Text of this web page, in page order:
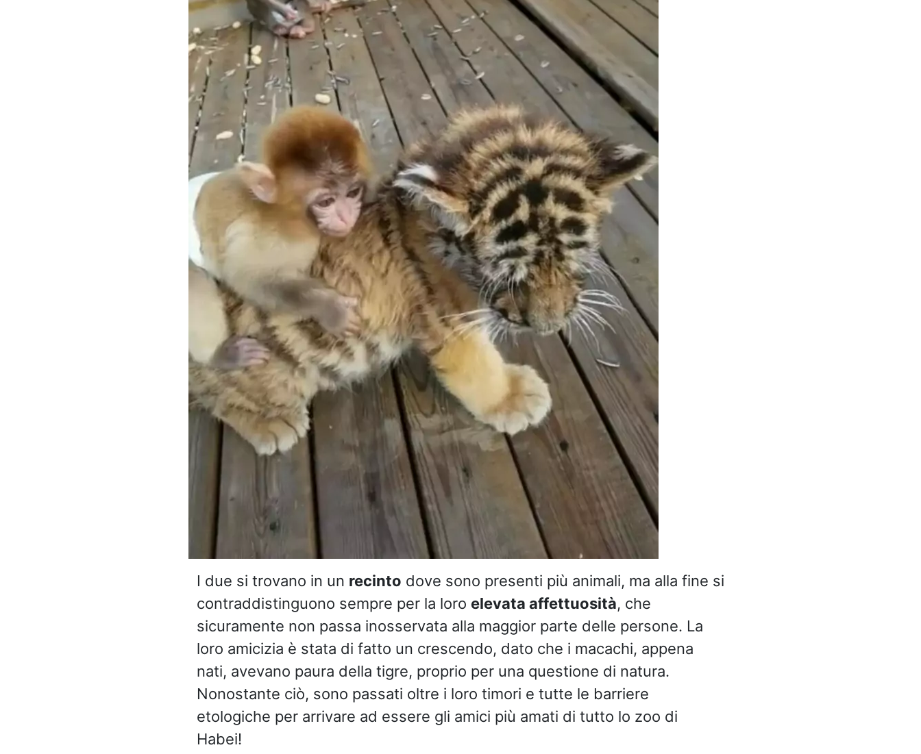
I due si trovano in un recinto dove sono presenti più animali, ma alla fine si
contraddistinguono sempre per la loro elevata affettuosità, che
sicuramente non passa inosservata alla maggior parte delle persone. La
loro amicizia è stata di fatto un crescendo, dato che i macachi, appena
nati, avevano paura della tigre, proprio per una questione di natura.
Nonostante ciò, sono passati oltre i loro timori e tutte le barriere
etologiche per arrivare ad essere gli amici più amati di tutto lo zoo di
Habei!